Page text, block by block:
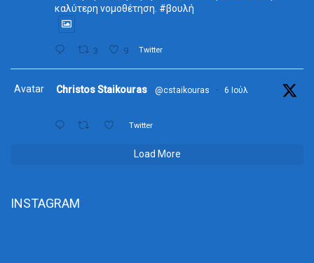
καλύτερη νομοθέτηση. #βουλή
3 9 Twitter
Avatar Christos Staikouras @cstaikouras · 6 Ιούλ
Twitter
Load More
INSTAGRAM